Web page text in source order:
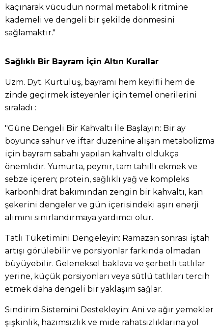
kaçınarak vücudun normal metabolik ritmine
kademeli ve dengeli bir şekilde dönmesini
sağlamaktır."
Sağlıklı Bir Bayram İçin Altın Kurallar
Uzm. Dyt. Kurtuluş, bayramı hem keyifli hem de
zinde geçirmek isteyenler için temel önerilerini
sıraladı :
"Güne Dengeli Bir Kahvaltı İle Başlayın: Bir ay
boyunca sahur ve iftar düzenine alışan metabolizma
için bayram sabahı yapılan kahvaltı oldukça
önemlidir. Yumurta, peynir, tam tahıllı ekmek ve
sebze içeren; protein, sağlıklı yağ ve kompleks
karbonhidrat bakımından zengin bir kahvaltı, kan
şekerini dengeler ve gün içerisindeki aşırı enerji
alımını sınırlandırmaya yardımcı olur.
Tatlı Tüketimini Dengeleyin: Ramazan sonrası iştah
artışı görülebilir ve porsiyonlar farkında olmadan
büyüyebilir. Geleneksel baklava ve şerbetli tatlılar
yerine, küçük porsiyonları veya sütlü tatlıları tercih
etmek daha dengeli bir yaklaşım sağlar.
Sindirim Sistemini Destekleyin: Ani ve ağır yemekler
şişkinlik, hazımsızlık ve mide rahatsızlıklarına yol